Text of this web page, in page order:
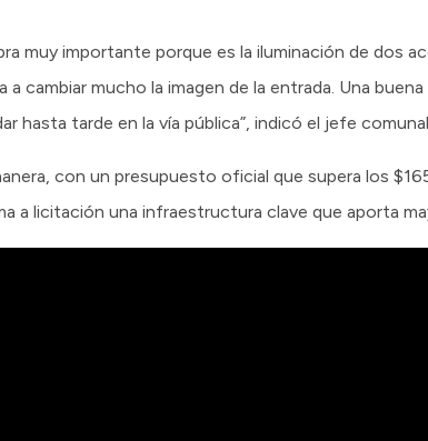
muy importante porque es la iluminación de dos
a cambiar mucho la imagen de la entrada. Una
hasta tarde en la vía pública”, indicó el jefe
con un presupuesto oficial que supera los
a licitación una infraestructura clave que aporta